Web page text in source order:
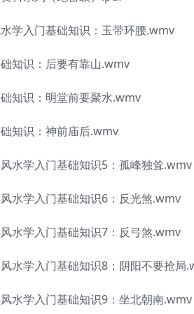
学入门基础知识：玉带环腰.wmv
知识：后要有靠山.wmv
知识：明堂前要聚水.wmv
知识：神前庙后.wmv
水学入门基础知识5：孤峰独耸.wmv
水学入门基础知识6：反光煞.wmv
水学入门基础知识7：反弓煞.wmv
水学入门基础知识8：阴阳不要抢局
水学入门基础知识9：坐北朝南.wmv